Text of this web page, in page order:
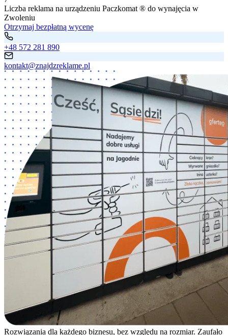
Liczba reklama na urządzeniu Paczkomat ® do wynajęcia w
Zwoleniu
Otrzymaj bezpłatną wycenę
+48 572 281 890
kontakt@znajdzreklame.pl
Rozwiązania dla każdego biznesu, bez względu na rozmiar. Zaufało